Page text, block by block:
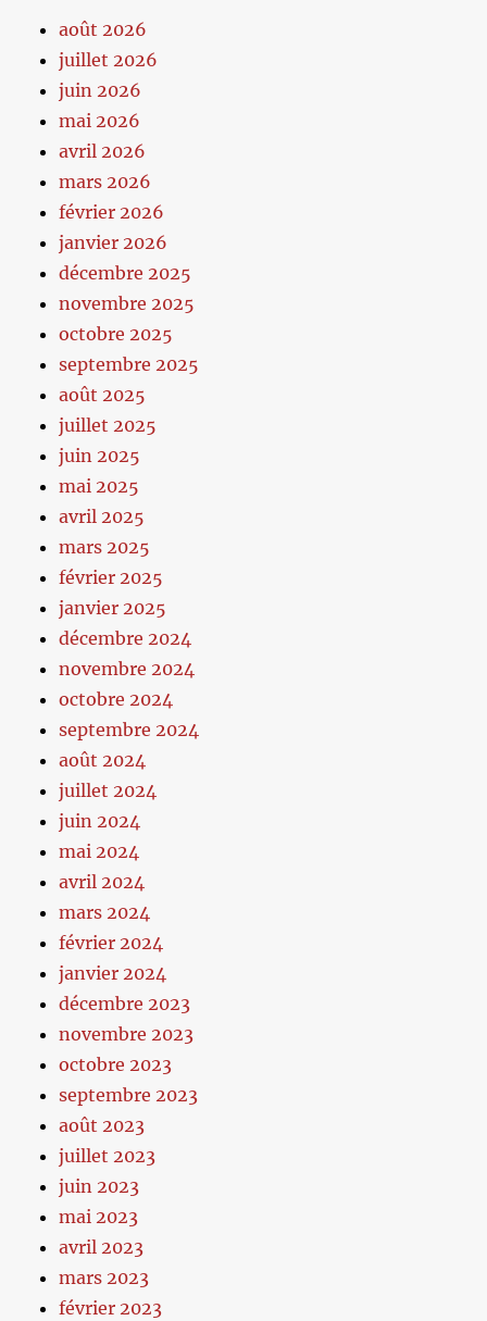
août 2026
juillet 2026
juin 2026
mai 2026
avril 2026
mars 2026
février 2026
janvier 2026
décembre 2025
novembre 2025
octobre 2025
septembre 2025
août 2025
juillet 2025
juin 2025
mai 2025
avril 2025
mars 2025
février 2025
janvier 2025
décembre 2024
novembre 2024
octobre 2024
septembre 2024
août 2024
juillet 2024
juin 2024
mai 2024
avril 2024
mars 2024
février 2024
janvier 2024
décembre 2023
novembre 2023
octobre 2023
septembre 2023
août 2023
juillet 2023
juin 2023
mai 2023
avril 2023
mars 2023
février 2023